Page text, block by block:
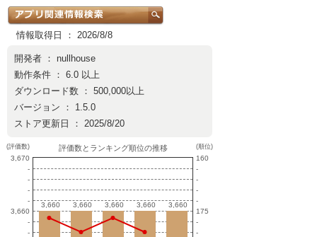
情報取得日 ： 2026/8/8
開発者 ： nullhouse
動作条件 ： 6.0 以上
ダウンロード数 ： 500,000以上
バージョン ： 1.5.0
ストア更新日 ： 2025/8/20
(評価数)
3,670
-
-
-
-
3,660
-
-
評価数とランキング順位の推移
3,660
3,660 3,660
3,660 3,660
3,660 3,660
3,660 3,660
3,660
(順位)
160
-
-
-
-
175
-
-